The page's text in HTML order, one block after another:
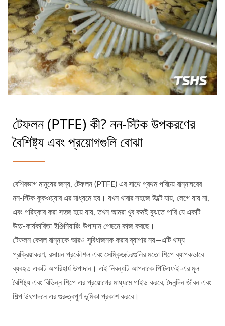
টেফলন (PTFE) কী? নন-স্টিক উপকরণের
বৈশিষ্ট্য এবং প্রয়োগগুলি বোঝা
বেশিরভাগ মানুষের জন্য, টেফলন (PTFE) এর সাথে প্রথম পরিচয় রান্নাঘরের
নন-স্টিক কুকওয়্যার এর মাধ্যমে হয়। যখন খাবার সহজে উল্টে যায়, লেগে যায় না,
এবং পরিষ্কার করা সহজ হয়ে যায়, তখন আমরা খুব কমই বুঝতে পারি যে একটি
উচ্চ-কার্যকারিতা ইঞ্জিনিয়ারিং উপাদান পেছনে কাজ করছে।
টেফলন কেবল রান্নাকে আরও সুবিধাজনক করার ব্যাপার নয়—এটি খাদ্য
প্রক্রিয়াকরণ, রসায়ন প্রকৌশল এবং সেমিকন্ডাক্টরগুলির মতো শিল্পে ব্যাপকভাবে
ব্যবহৃত একটি অপরিহার্য উপাদান। এই নিবন্ধটি আপনাকে পিটিএফই-এর মূল
বৈশিষ্ট্য এবং বিভিন্ন শিল্পে এর প্রয়োগের মাধ্যমে গাইড করবে, দৈনন্দিন জীবন এবং
শিল্প উৎপাদনে এর গুরুত্বপূর্ণ ভূমিকা প্রকাশ করবে।